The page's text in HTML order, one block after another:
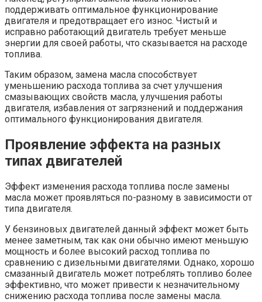
поддерживать оптимальное функционирование
двигателя и предотвращает его износ. Чистый и
исправно работающий двигатель требует меньше
энергии для своей работы, что сказывается на расходе
топлива.
Таким образом, замена масла способствует
уменьшению расхода топлива за счет улучшения
смазывающих свойств масла, улучшения работы
двигателя, избавления от загрязнений и поддержания
оптимального функционирования двигателя.
Проявление эффекта на разных
типах двигателей
Эффект изменения расхода топлива после замены
масла может проявляться по-разному в зависимости от
типа двигателя.
У бензиновых двигателей данный эффект может быть
менее заметным, так как они обычно имеют меньшую
мощность и более высокий расход топлива по
сравнению с дизельными двигателями. Однако, хорошо
смазанный двигатель может потреблять топливо более
эффективно, что может привести к незначительному
снижению расхода топлива после замены масла.